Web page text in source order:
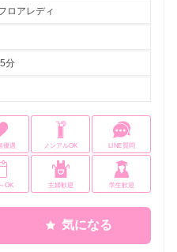
ロアレディ
分
優遇 ノンアルOK LINE質問
OK 主婦歓迎 学生歓迎
気になる